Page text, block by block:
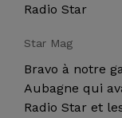
Radio Star
Star Mag
Bravo à notre
Aubagne qui
Radio Star et